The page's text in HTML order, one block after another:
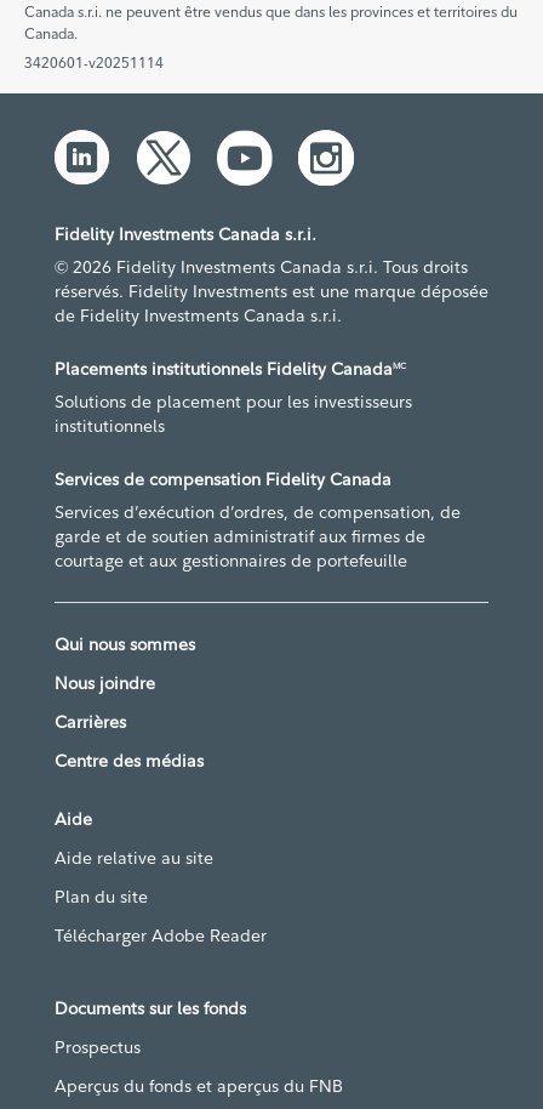
Canada s.r.i. ne peuvent être vendus que dans les provinces et territoires du
Canada.
3420601-v20251114
Fidelity Investments Canada s.r.i.
© 2026 Fidelity Investments Canada s.r.i. Tous droits
réservés. Fidelity Investments est une marque déposée
de Fidelity Investments Canada s.r.i.
Placements institutionnels Fidelity CanadaMC
Solutions de placement pour les investisseurs
institutionnels
Services de compensation Fidelity Canada
Services d’exécution d’ordres, de compensation, de
garde et de soutien administratif aux firmes de
courtage et aux gestionnaires de portefeuille
Qui nous sommes
Nous joindre
Carrières
Centre des médias
Aide
Aide relative au site
Plan du site
Télécharger Adobe Reader
Documents sur les fonds
Prospectus
Aperçus du fonds et aperçus du FNB